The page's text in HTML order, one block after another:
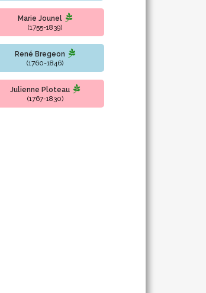
Marie Jounel
(1755-1839)
René Bregeon
(1760-1846)
Julienne Ploteau
(1767-1830)